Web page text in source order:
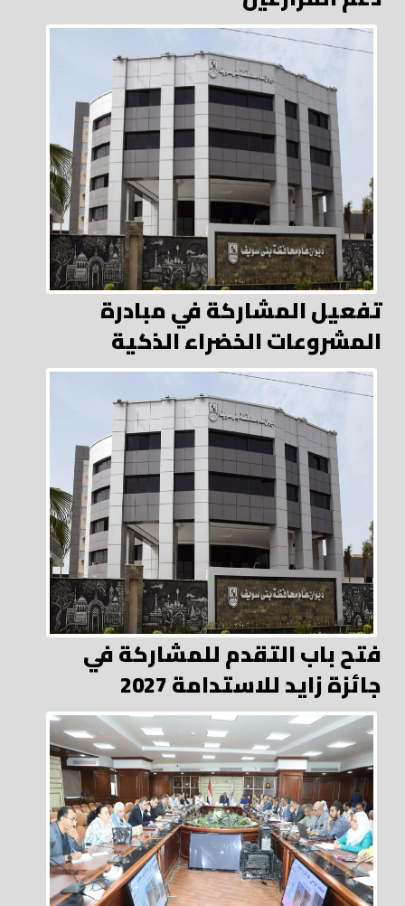
تفعيل المشاركة في مبادرة
المشروعات الخضراء الذكية
فتح باب التقدم للمشاركة في
جائزة زايد للاستدامة 2027